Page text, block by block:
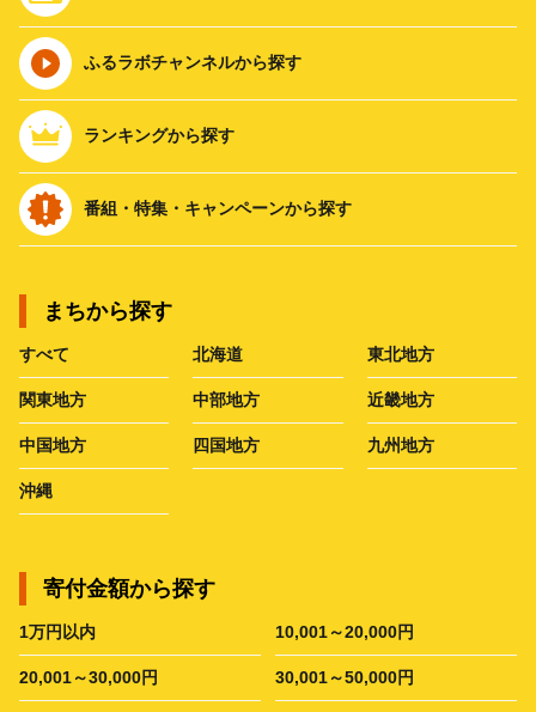
ふるラボチャンネルから探す
ランキングから探す
番組・特集・キャンペーンから探す
まちから探す
すべて 北海道 東北地方
関東地方 中部地方 近畿地方
中国地方 四国地方 九州地方
沖縄
寄付金額から探す
1万円以内 10,001～20,000円
20,001～30,000円 30,001～50,000円